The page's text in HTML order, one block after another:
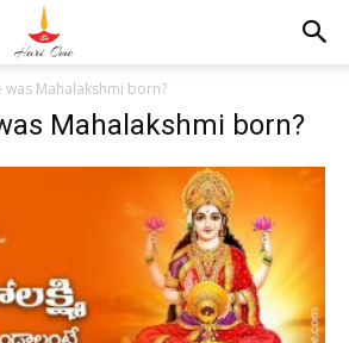
was Mahalakshmi born?
Mahalakshmi born?